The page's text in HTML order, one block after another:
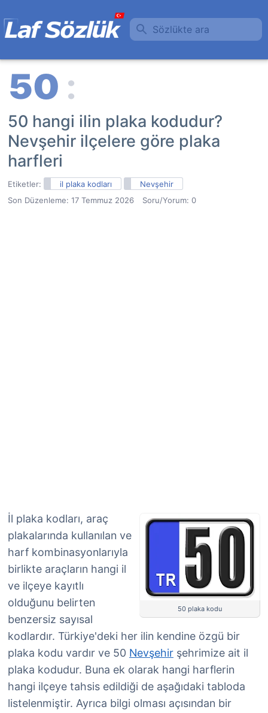
Sözlükte ara
50 hangi ilin plaka kodudur?
Nevşehir ilçelere göre plaka
harfleri
Etiketler: il plaka kodları
Nevşehir
Son Düzenleme: 17 Temmuz 2026 Soru/Yorum: 0
50 plaka kodu
İl plaka kodları, araç
plakalarında kullanılan ve
harf kombinasyonlarıyla
birlikte araçların hangi il
ve ilçeye kayıtlı
olduğunu belirten
benzersiz sayısal
kodlardır. Türkiye'deki her ilin kendine özgü bir
plaka kodu vardır ve 50 Nevşehir şehrimize ait il
plaka kodudur. Buna ek olarak hangi harflerin
hangi ilçeye tahsis edildiği de aşağıdaki tabloda
listelenmiştir. Ayrıca bilgi olması açısından bir